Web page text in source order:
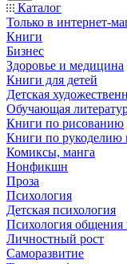
Каталог
Только в интернет-
Книги
Бизнес
Здоровье и медицина
Книги для детей
Детская
Обучающая
Книги по рисованию
Книги по рукоделию
Комиксы, манга
Нонфикшн
Проза
Психология
Детская психология
Психология
Личностный рост
Саморазвитие